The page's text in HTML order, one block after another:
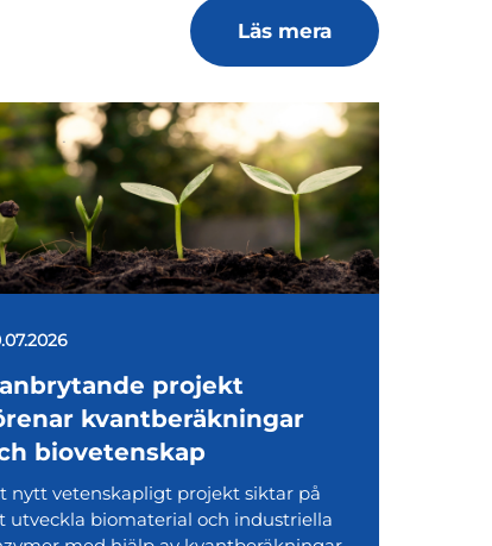
Läs mera
projekt
kvantberäkningar
biovetenskap
nytt vetenskapligt projekt siktar på
utveckla biomaterial och industriella